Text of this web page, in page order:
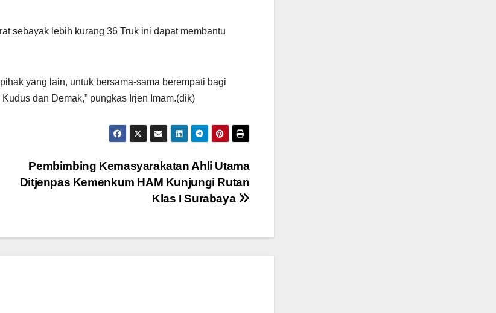
sebayak lebih kurang 36 Truk ini dapat membantu
yang lain, untuk bersama-sama berempati bagi
dan Demak,” pungkas Irjen Imam.(dik)
Pembimbing Kemasyarakatan Ahli Utama
Ditjenpas Kemenkum HAM Kunjungi Rutan
Klas I Surabaya